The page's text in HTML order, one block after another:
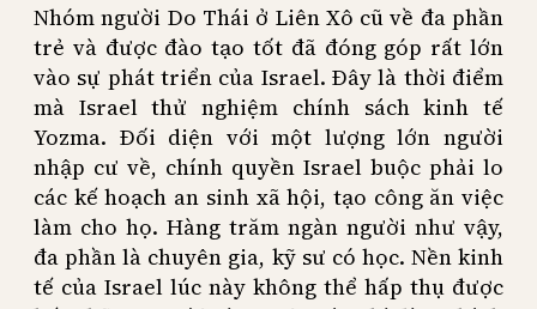
Nhóm người Do Thái ở Liên Xô cũ về đa phần
trẻ và được đào tạo tốt đã đóng góp rất lớn
vào sự phát triển của Israel. Đây là thời điểm
mà Israel thử nghiệm chính sách kinh tế
Yozma. Đối diện với một lượng lớn người
nhập cư về, chính quyền Israel buộc phải lo
các kế hoạch an sinh xã hội, tạo công ăn việc
làm cho họ. Hàng trăm ngàn người như vậy,
đa phần là chuyên gia, kỹ sư có học. Nền kinh
tế của Israel lúc này không thể hấp thụ được